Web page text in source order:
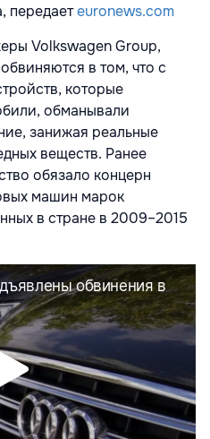
передаетeuronews.com
Volkswagen Group,
в том, что с
которые
обманывали
занижая реальные
веществ. Ранее
обязало концерн
машин марок
в стране в 2009–2015